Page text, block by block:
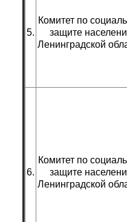
5.
Комитет по
защите
Ленинградской
6.
Комитет по
защите
Ленинградской